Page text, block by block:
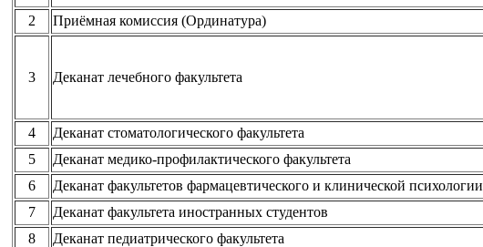
2
Приёмная комиссия (Ординатура)
3 Деканат лечебного факультета
4
Деканат стоматологического факультета
5
Деканат медико-профилактического факультета
6
Деканат факультетов фармацевтического и клинической психологии
7
Деканат факультета иностранных студентов
8
Деканат педиатрического факультета